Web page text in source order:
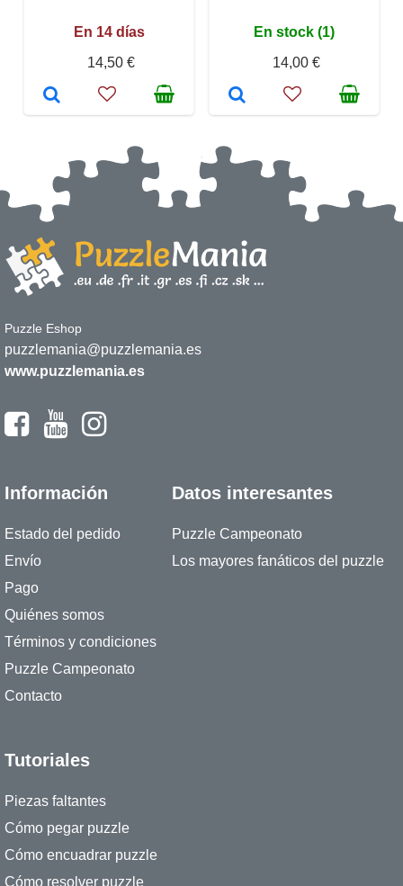
En 14 días
14,50 €
En stock (1)
14,00 €
Puzzle Eshop
puzzlemania@puzzlemania.es
www.puzzlemania.es
Información
Estado del pedido
Envío
Pago
Quiénes somos
Términos y condiciones
Puzzle Campeonato
Contacto
Datos interesantes
Puzzle Campeonato
Los mayores fanáticos del puzzle
Tutoriales
Piezas faltantes
Cómo pegar puzzle
Cómo encuadrar puzzle
Cómo resolver puzzle